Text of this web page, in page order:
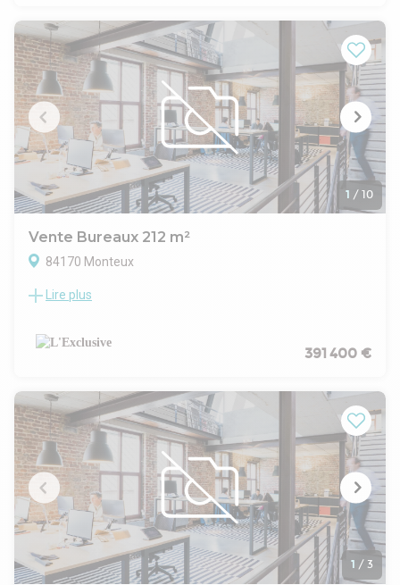
électriques et climatisation réversible, offrant un confort
optimal. L'espace comprend un accueil, plusieurs bureaux
cloisonnés modulables, des salles de soin spécialisées
(radiologie, échographie), une salle de repos, des vestiaires,
et des WC. Avec 10 places de parking extérieures, un accès
PMR, une conformité ERP, et une excellente visibilité d'une
des routes les plus emprunter, cet immeuble répond à de
nombreux critères essentiels.
1 / 10
Vente Bureaux 212 m²
84170 Monteux
Orpi Pro l'exclusive votre spécialiste en immobilier
bureaux destinés à la location. Cette vente de bureaux est
destiné à un investisseur voulant avoir un achat pérenne,
euros H.T par mois.
Elles comprennent : La taxe foncière - La box wifi - L'eau
dans les parties communes et l'électricité dans les parties
commune et les frais de ménage.
Compteur Linky individuel.
Les loyers s'élèvent à la somme de 2200 euros H.T / mois.
Détail :
Bureau 1 : 40 m2 - point d'eau - Climatisation réversible -
Loyer actuel : 500 euros H.T. Charges : 70 euros H.T / mois
Bureau 2 : 60 m2 - avec sanitaires + douche à l'italienne.
Lire plus
391 400 €
1 / 3